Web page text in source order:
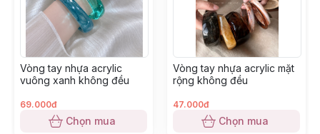
Vòng tay nhựa acrylic
vuông xanh không đều
69.000đ
Chọn mua
Vòng tay nhựa acrylic mặt
rộng không đều
47.000đ
Chọn mua